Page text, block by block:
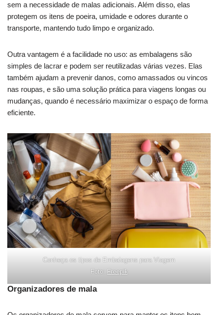
sem a necessidade de malas adicionais. Além disso, elas
protegem os itens de poeira, umidade e odores durante o
transporte, mantendo tudo limpo e organizado.
Outra vantagem é a facilidade no uso: as embalagens são
simples de lacrar e podem ser reutilizadas várias vezes. Elas
também ajudam a prevenir danos, como amassados ou vincos
nas roupas, e são uma solução prática para viagens longas ou
mudanças, quando é necessário maximizar o espaço de forma
eficiente.
Conheça os tipos de Embalagens para Viagem
Foto: Freepik
Organizadores de mala